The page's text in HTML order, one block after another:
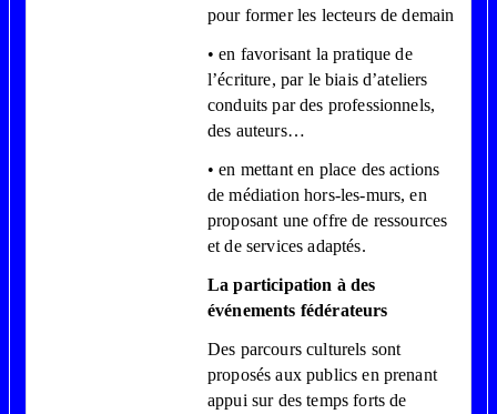
pour former les lecteurs de demain
• en favorisant la pratique de
l’écriture, par le biais d’ateliers
conduits par des professionnels,
des auteurs…
• en mettant en place des actions
de médiation hors-les-murs, en
proposant une offre de ressources
et de services adaptés.
La participation à des
événements fédérateurs
Des parcours culturels sont
proposés aux publics en prenant
appui sur des temps forts de